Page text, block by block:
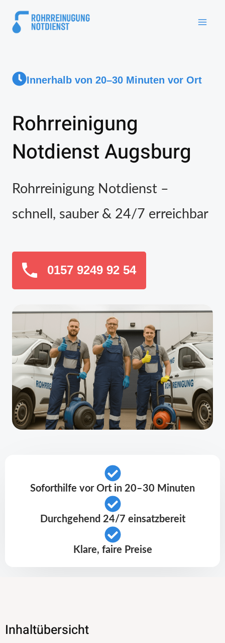
Innerhalb von 20–30 Minuten vor Ort
Rohrreinigung
Notdienst Augsburg
Rohrreinigung Notdienst –
schnell, sauber & 24/7 erreichbar
0157 9249 92 54
Soforthilfe vor Ort in 20–30 Minuten
Durchgehend 24/7 einsatzbereit
Klare, faire Preise
Inhaltübersicht